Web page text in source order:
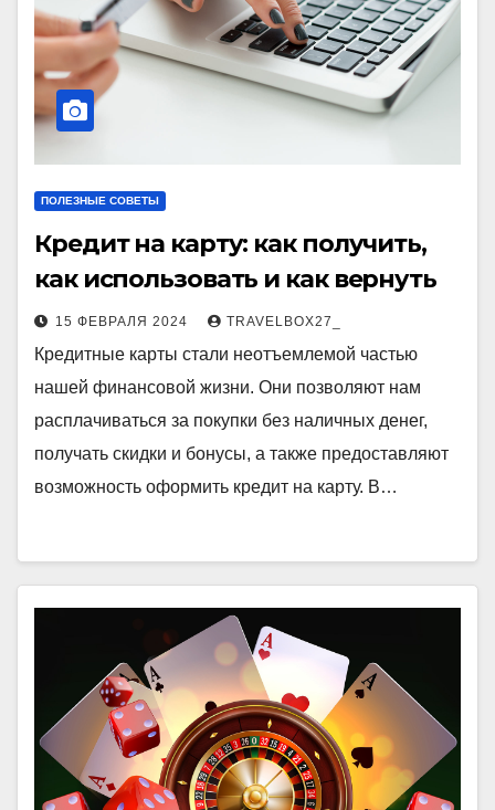
ПОЛЕЗНЫЕ СОВЕТЫ
Кредит на карту: как получить,
как использовать и как вернуть
15 ФЕВРАЛЯ 2024 TRAVELBOX27_
Кредитные карты стали неотъемлемой частью
нашей финансовой жизни. Они позволяют нам
расплачиваться за покупки без наличных денег,
получать скидки и бонусы, а также предоставляют
возможность оформить кредит на карту. В…